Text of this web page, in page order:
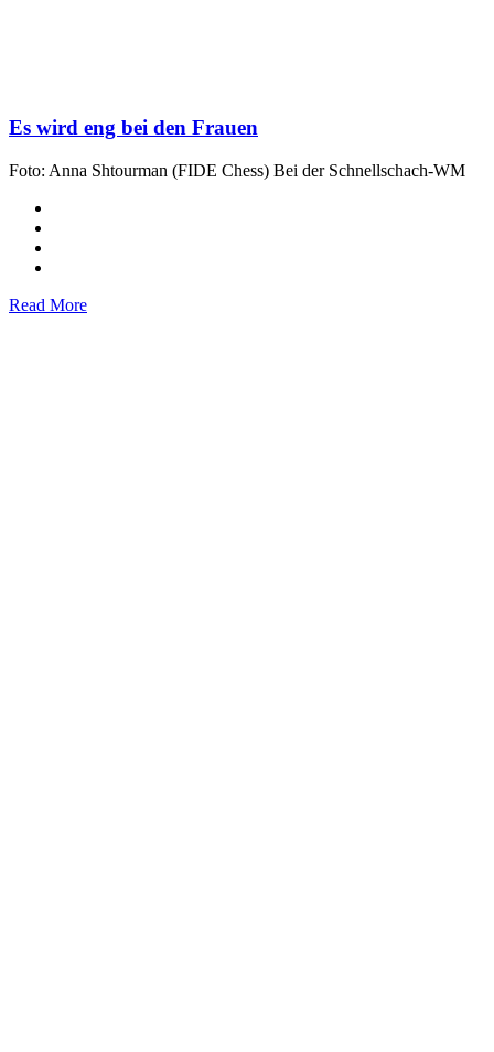
Es wird eng bei den Frauen
Foto: Anna Shtourman (FIDE Chess) Bei der Schnellschach-WM
Read More